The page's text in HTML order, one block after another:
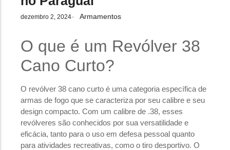
dezembro 2, 2024- Armamentos
O que é um Revólver 38
Cano Curto?
O revólver 38 cano curto é uma categoria específica de
armas de fogo que se caracteriza por seu calibre e seu
design compacto. Com um calibre de .38, esses
revólveres são conhecidos por sua versatilidade e
eficácia, tanto para o uso em defesa pessoal quanto
para atividades recreativas, como o tiro desportivo. O